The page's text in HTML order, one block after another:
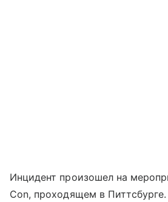
Инцидент произошел на
Con, проходящем в Питтсбурге.